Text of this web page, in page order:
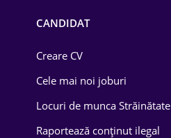
Drept
Educație / Training
CANDIDAT
Creare CV
Cele mai noi joburi
Locuri de munca Străinătate
Raportează conținut ilegal